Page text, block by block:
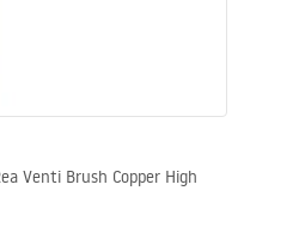
Venti Brush Copper High